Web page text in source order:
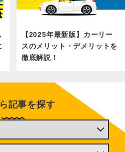
【2025年最新版】カーリー
スのメリット・デメリットを
徹底解説！
記事を探す